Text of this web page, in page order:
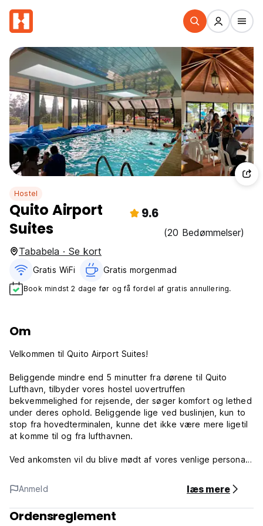
Hostel
Quito Airport
Suites
9.6
(20 Bedømmelser)
Tababela · Se kort
Gratis WiFi Gratis morgenmad‎
Book mindst 2 dage før og få fordel af gratis annullering.
Om
Velkommen til Quito Airport Suites!
Beliggende mindre end 5 minutter fra dørene til Quito
Lufthavn, tilbyder vores hostel uovertruffen
bekvemmelighed for rejsende, der søger komfort og lethed
under deres ophold. Beliggende lige ved buslinjen, kun to
stop fra hovedterminalen, kunne det ikke være mere ligetil
at komme til og fra lufthavnen.
Ved ankomsten vil du blive mødt af vores venlige personale
en forfriskende dukkert i vores indendørs, opvarmede pool,
perfekt til at slappe af efter en lang rejse eller til at
kickstarte din dag med et plask. Hvis du er en
eventyrentusiast, kan du udforske vores 30 acres af
Anmeld læs mere
Ordensreglement